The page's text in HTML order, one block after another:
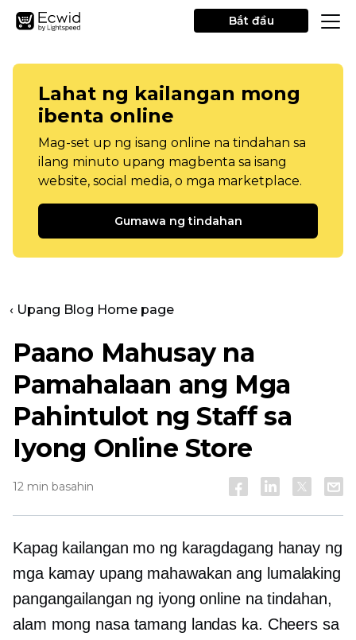
Bắt đầu
Lahat ng kailangan mong
ibenta online
Mag-set up ng isang online na tindahan sa
ilang minuto upang magbenta sa isang
website, social media, o mga marketplace.
Gumawa ng tindahan
‹ Upang Blog Home page
Paano Mahusay na
Pamahalaan ang Mga
Pahintulot ng Staff sa
Iyong Online Store
12 min basahin
Kapag kailangan mo ng karagdagang hanay ng
mga kamay upang mahawakan ang lumalaking
pangangailangan ng iyong online na tindahan,
alam mong nasa tamang landas ka. Cheers sa